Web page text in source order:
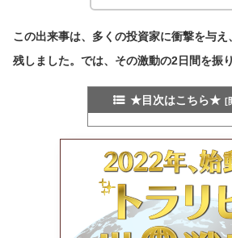
この出来事は、多くの投資家に衝撃を与
残しました。では、その激動の2日間を振
★目次はこちら★